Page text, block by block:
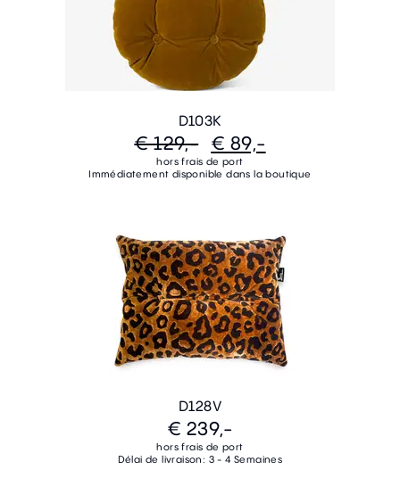
D103K
€ 129,- € 89,-
hors frais de port
Immédiatement disponible dans la boutique
D128V
€ 239,-
hors frais de port
Délai de livraison: 3 - 4 Semaines